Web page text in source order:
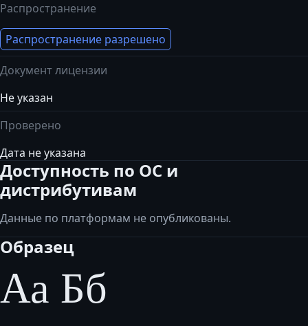
Распространение
Распространение разрешено
Документ лицензии
Не указан
Проверено
Дата не указана
Доступность по ОС и
дистрибутивам
Данные по платформам не опубликованы.
Образец
Аа Бб